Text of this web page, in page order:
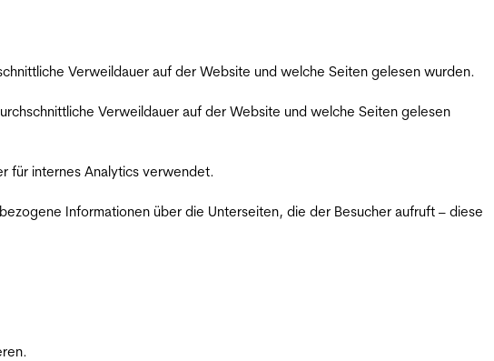
Verweildauer auf der Website und welche Seiten gelesen wurden.
Verweildauer auf der Website und welche Seiten gelesen
für internes Analytics verwendet.
Informationen über die Unterseiten, die der Besucher aufruft – diese